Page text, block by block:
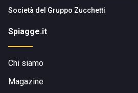
Società del Gruppo Zucchetti
Spiagge.it
Chi siamo
Magazine